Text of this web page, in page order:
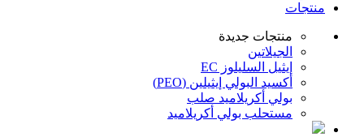
منتجات
منتجات جديدة
الجيلاتين
إيثيل السليلوز EC
أكسيد البولي إيثيلين (PEO)
بولي أكريلاميد صلب
مستحلب بولي أكريلاميد